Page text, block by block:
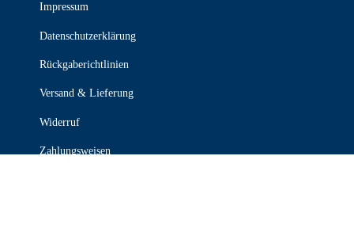
Impressum
Datenschutzerklärung
Rückgaberichtlinien
Versand & Lieferung
Widerruf
Zahlungsweisen